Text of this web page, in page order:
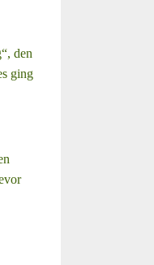
den
ging